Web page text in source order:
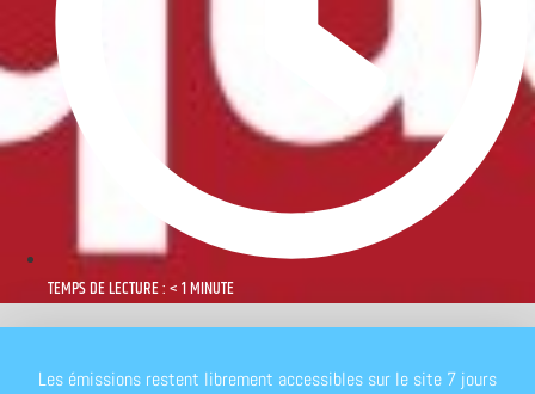
TEMPS DE LECTURE : < 1 MINUTE
Les émissions restent librement accessibles sur le site 7 jours